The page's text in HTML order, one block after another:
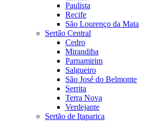
Paulista
Recife
São Lourenço da Mata
Sertão Central
Cedro
Mirandiba
Parnamirim
Salgueiro
São José do Belmonte
Serrita
Terra Nova
Verdejante
Sertão de Itaparica